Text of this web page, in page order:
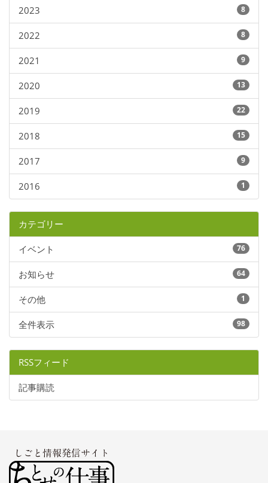
2023 8
2022 8
2021 9
2020 13
2019 22
2018 15
2017 9
2016 1
カテゴリー
イベント 76
お知らせ 64
その他 1
全件表示 98
RSSフィード
記事購読